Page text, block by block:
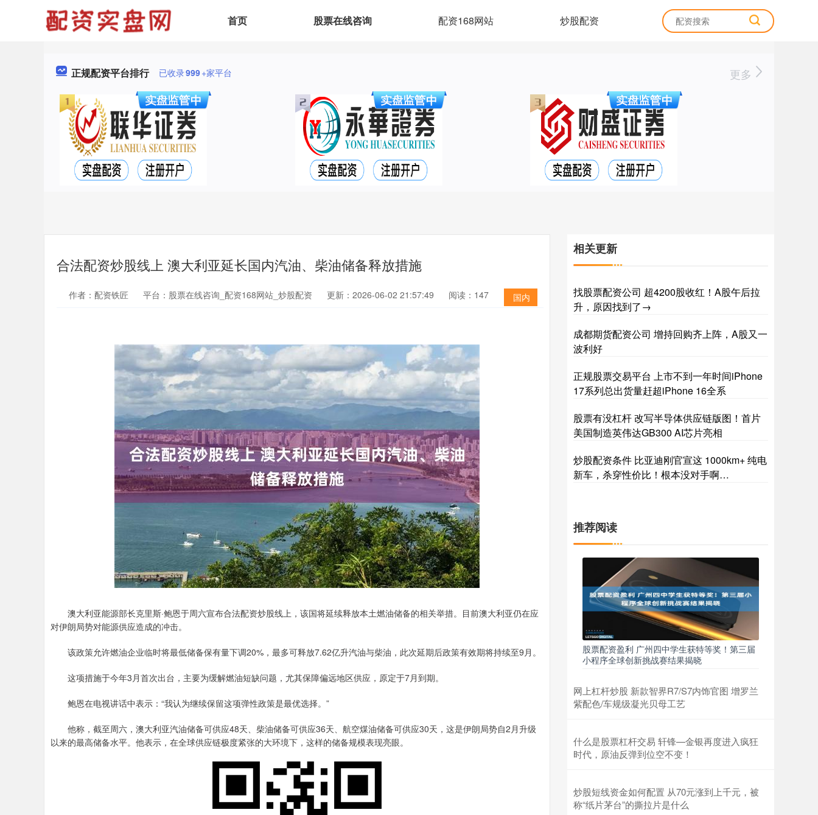
首页 股票在线咨询 配资168网站 炒股配资
正规配资平台排行 已收录999+家平台 更多
合法配资炒股线上 澳大利亚延长国内汽油、柴油储备释放措施
国内
作者：配资铁匠 平台：股票在线咨询_配资168网站_炒股配资 更新：2026-06-02 21:57:49 阅读：147
澳大利亚能源部长克里斯·鲍恩于周六宣布合法配资炒股线上，该国将延续释放本土燃油储备的相关举措。目前澳大利亚仍在应
对伊朗局势对能源供应造成的冲击。
该政策允许燃油企业临时将最低储备保有量下调20%，最多可释放7.62亿升汽油与柴油，此次延期后政策有效期将持续至9月。
这项措施于今年3月首次出台，主要为缓解燃油短缺问题，尤其保障偏远地区供应，原定于7月到期。
鲍恩在电视讲话中表示：“我认为继续保留这项弹性政策是最优选择。”
他称，截至周六，澳大利亚汽油储备可供应48天、柴油储备可供应36天、航空煤油储备可供应30天，这是伊朗局势自2月升级
以来的最高储备水平。他表示，在全球供应链极度紧张的大环境下，这样的储备规模表现亮眼。
相关更新
找股票配资公司 超4200股收红！A股午后拉
升，原因找到了→
成都期货配资公司 增持回购齐上阵，A股又一
波利好
正规股票交易平台 上市不到一年时间iPhone
17系列总出货量赶超iPhone 16全系
股票有没杠杆 改写半导体供应链版图！首片
美国制造英伟达GB300 AI芯片亮相
炒股配资条件 比亚迪刚官宣这 1000km+ 纯电
新车，杀穿性价比！根本没对手啊…
推荐阅读
股票配资盈利 广州四中学生获特等奖！第三届
小程序全球创新挑战赛结果揭晓
网上杠杆炒股 新款智界R7/S7内饰官图 增罗兰
紫配色/车规级凝光贝母工艺
什么是股票杠杆交易 轩锋—金银再度进入疯狂
时代，原油反弹到位空不变！
炒股短线资金如何配置 从70元涨到上千元，被
称“纸片茅台”的撕拉片是什么